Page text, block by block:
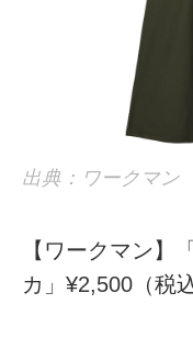
出典：ワークマン
【ワークマン】
カ」¥2,500（税込